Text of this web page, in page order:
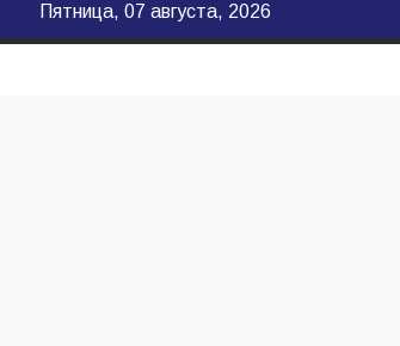
Пятница, 07 августа, 2026